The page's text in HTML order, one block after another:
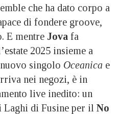
che ha dato corpo a
di fondere groove,
E mentre Jova fa
2025 insieme a
singolo Oceanica e
nei negozi, è in
live inedito: un
Laghi di Fusine per il No